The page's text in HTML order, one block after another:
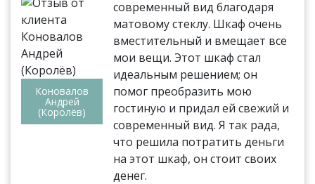
Коновалов
Андрей
(Королёв)
современный вид благодаря
матовому стеклу. Шкаф очень
вместительный и вмещает все
мои вещи. Этот шкаф стал
идеальным решением; он
помог преобразить мою
гостиную и придал ей свежий и
современный вид. Я так рада,
что решила потратить деньги
на этот шкаф, он стоит своих
денег.